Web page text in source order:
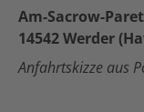
Am-Sacrow-
14542 Werder
Anfahrtskizze aus